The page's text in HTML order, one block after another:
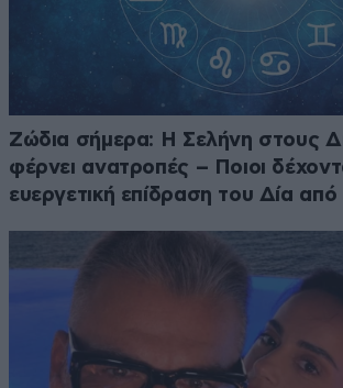
Ζώδια σήμερα: Η Σελήνη στους
φέρνει ανατροπές – Ποιοι
ευεργετική επίδραση του Δία